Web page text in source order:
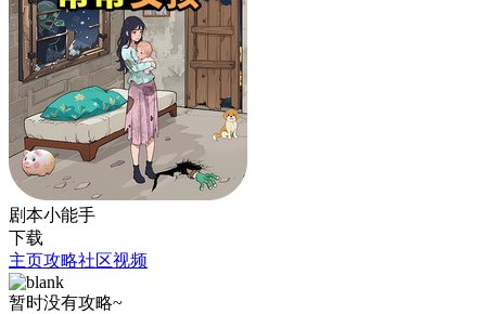
剧本小能手
下载
主页攻略社区视频
暂时没有攻略~